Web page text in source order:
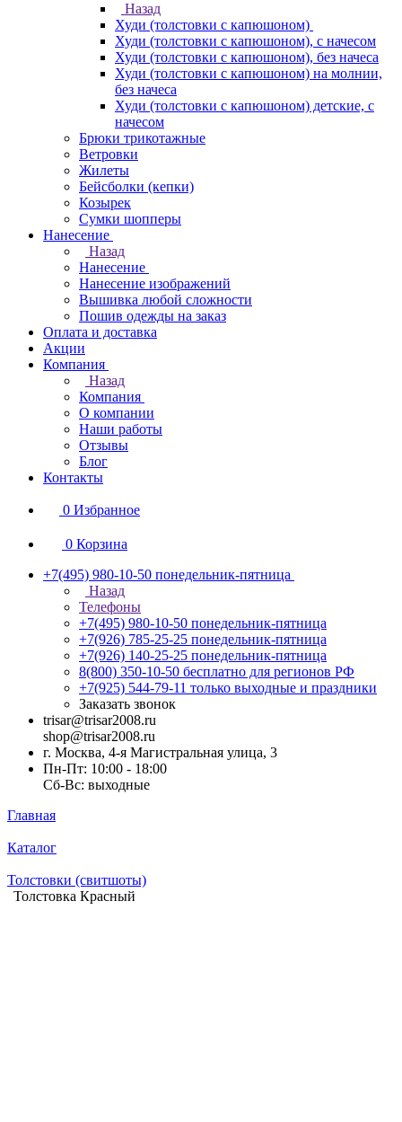
Назад
Худи (толстовки с капюшоном)
Худи (толстовки c капюшоном), с начесом
Худи (толстовки c капюшоном), без начеса
Худи (толстовки с капюшоном) на молнии,
без начеса
Худи (толстовки c капюшоном) детские, с
начесом
Брюки трикотажные
Ветровки
Жилеты
Бейсболки (кепки)
Козырек
Сумки шопперы
Нанесение
Назад
Нанесение
Нанесение изображений
Вышивка любой сложности
Пошив одежды на заказ
Оплата и доставка
Акции
Компания
Назад
Компания
О компании
Наши работы
Отзывы
Блог
Контакты
0 Избранное
0 Корзина
+7(495) 980-10-50 понедельник-пятница
Назад
Телефоны
+7(495) 980-10-50 понедельник-пятница
+7(926) 785-25-25 понедельник-пятница
+7(926) 140-25-25 понедельник-пятница
8(800) 350-10-50 бесплатно для регионов РФ
+7(925) 544-79-11 только выходные и праздники
Заказать звонок
trisar@trisar2008.ru
shop@trisar2008.ru
г. Москва, 4-я Магистральная улица, 3
Пн-Пт: 10:00 - 18:00
Сб-Вс: выходные
Главная
Каталог
Толстовки (свитшоты)
Толстовка Красный